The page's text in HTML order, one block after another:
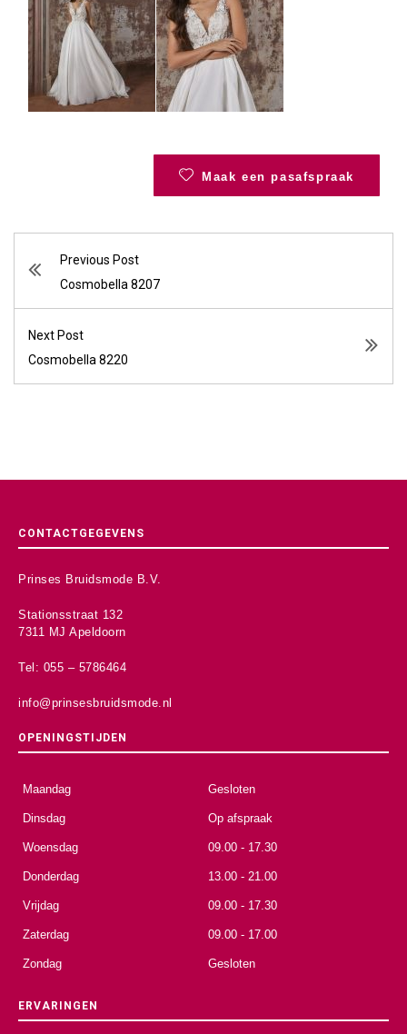
Maak een pasafspraak
Previous Post
Cosmobella 8207
Next Post
Cosmobella 8220
CONTACTGEGEVENS
Prinses Bruidsmode B.V.
Stationsstraat 132
7311 MJ Apeldoorn
Tel: 055 – 5786464
info@prinsesbruidsmode.nl
OPENINGSTIJDEN
Maandag Gesloten
Dinsdag Op afspraak
Woensdag 09.00 - 17.30
Donderdag 13.00 - 21.00
Vrijdag 09.00 - 17.30
Zaterdag 09.00 - 17.00
Zondag Gesloten
ERVARINGEN